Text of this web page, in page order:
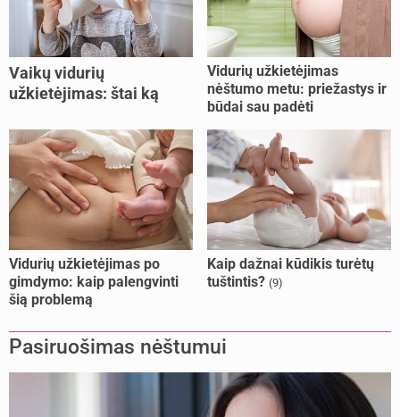
Vaikų vidurių
užkietėjimas: štai ką
Vidurių užkietėjimas
nėštumo metu: priežastys ir
būdai sau padėti
Vidurių užkietėjimas po
gimdymo: kaip palengvinti
šią problemą
Kaip dažnai kūdikis turėtų
tuštintis? (9)
Pasiruošimas nėštumui